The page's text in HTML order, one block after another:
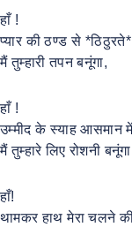
हाँ !
प्यार की ठण्ड से
मैं तुम्हारी तपन बनूंगा,
हाँ !
उम्मीद के स्याह आसमान
मैं तुम्हारे लिए रोशनी
हाँ!
थामकर हाथ मेरा चलने